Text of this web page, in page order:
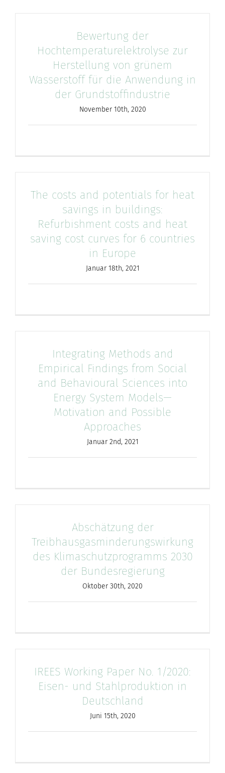
Bewertung der
Hochtemperaturelektrolyse zur
Herstellung von grünem
Wasserstoff für die Anwendung in
der Grundstoffindustrie
November 10th, 2020
The costs and potentials for heat
savings in buildings:
Refurbishment costs and heat
saving cost curves for 6 countries
in Europe
Januar 18th, 2021
Integrating Methods and
Empirical Findings from Social
and Behavioural Sciences into
Energy System Models—
Motivation and Possible
Approaches
Januar 2nd, 2021
Abschätzung der
Treibhausgasminderungswirkung
des Klimaschutzprogramms 2030
der Bundesregierung
Oktober 30th, 2020
IREES Working Paper No. 1/2020:
Eisen- und Stahlproduktion in
Deutschland
Juni 15th, 2020